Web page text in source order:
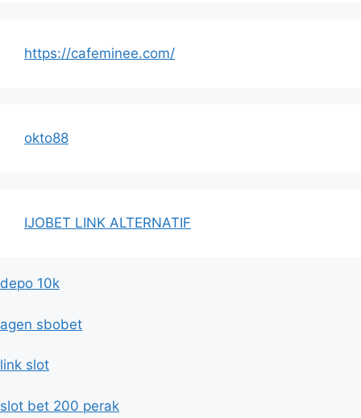
https://cafeminee.com/
okto88
IJOBET LINK ALTERNATIF
depo 10k
agen sbobet
link slot
slot bet 200 perak